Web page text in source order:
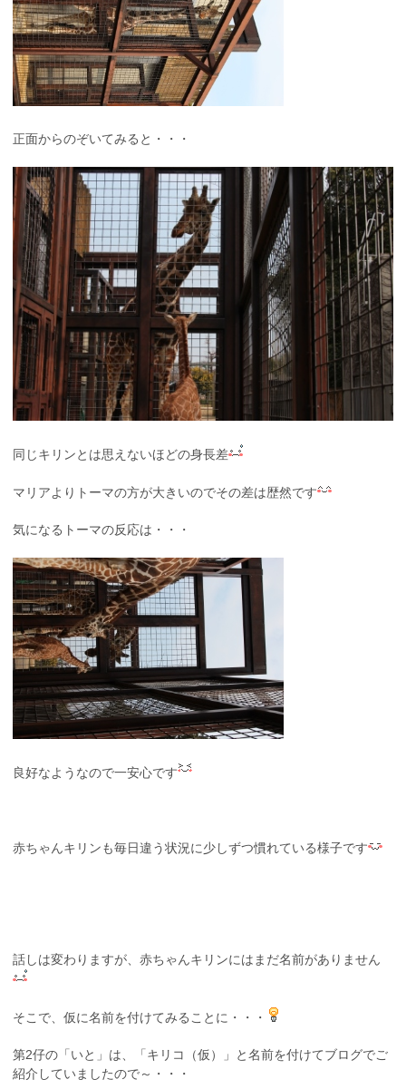
正面からのぞいてみると・・・
同じキリンとは思えないほどの身長差
マリアよりトーマの方が大きいのでその差は歴然です
気になるトーマの反応は・・・
良好なようなので一安心です
赤ちゃんキリンも毎日違う状況に少しずつ慣れている様子です
話しは変わりますが、赤ちゃんキリンにはまだ名前がありません
そこで、仮に名前を付けてみることに・・・
第2仔の「いと」は、「キリコ（仮）」と名前を付けてブログでご
紹介していましたので～・・・